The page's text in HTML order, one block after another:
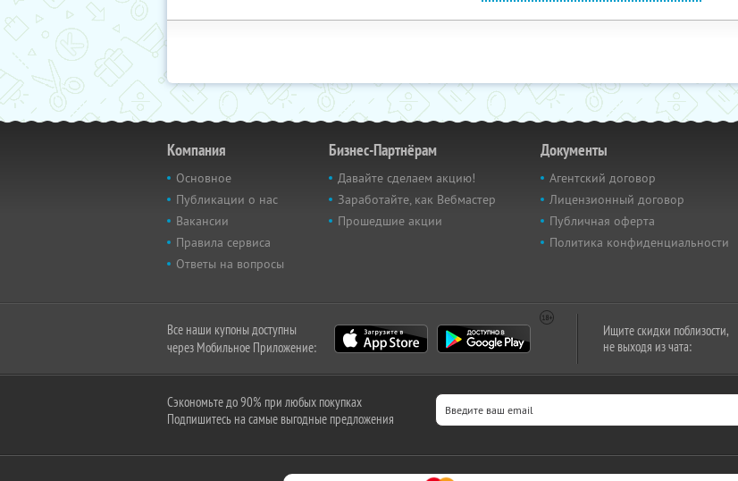
Компания
Основное
Публикации о нас
Вакансии
Правила сервиса
Ответы на вопросы
Бизнес-Партнёрам
Давайте сделаем акцию!
Заработайте, как Вебмастер
Прошедшие акции
Документы
Агентский договор
Лицензионный договор
Публичная оферта
Политика конфиденциальности
Все наши купоны доступны
через Мобильное Приложение:
Ищите скидки поблизости,
не выходя из чата:
Сэкономьте до 90% при любых покупках
Подпишитесь на самые выгодные предложения